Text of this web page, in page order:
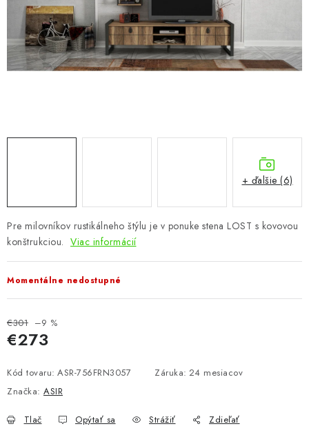
PRACOVŇA / KANCELÁRIA
KÚPEĽŇA
Kontakty Podmienky ochrany osobných údajov
Obchodné podmienky 2024
Pre milovníkov rustikálneho štýlu je v ponuke stena LOST s kovovou
konštrukciou. Viac informácií
Momentálne nedostupné
€301 –9 %
€273
Kód tovaru: ASR-756FRN3057 Záruka: 24 mesiacov
Značka: ASIR
Tlač Opýtať sa Strážiť Zdieľať
+ ďalšie (6)